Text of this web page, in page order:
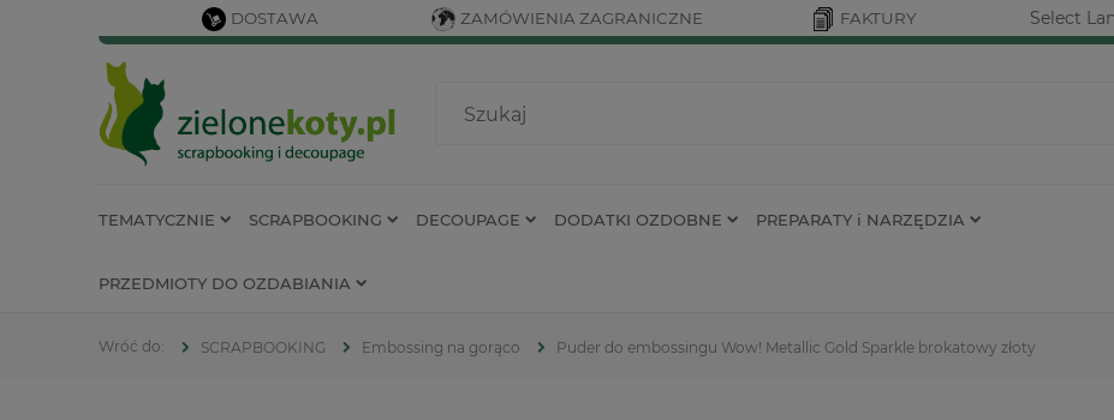
DOSTAWA ZAMÓWIENIA ZAGRANICZNE FAKTURY Select
TEMATYCZNIE SCRAPBOOKING DECOUPAGE DODATKI OZDOBNE PREPARATY i NARZĘDZIA
PRZEDMIOTY DO OZDABIANIA
SCRAPBOOKING Embossing na gorąco Puder do embossingu Wow! Metallic Gold Sparkle brokatowy złoty